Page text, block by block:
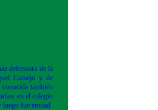
defensora de la
Camejo y de
también
en el colegio
luego fue enviad